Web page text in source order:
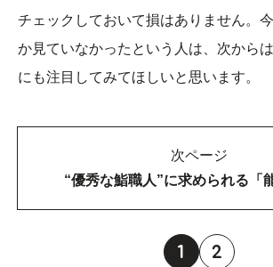
チェックしておいて損はありません。
か見ていなかったという人は、次から
にも注目してみてほしいと思います。
次ページ
“優秀な鮨職人”に求められる「
1 2